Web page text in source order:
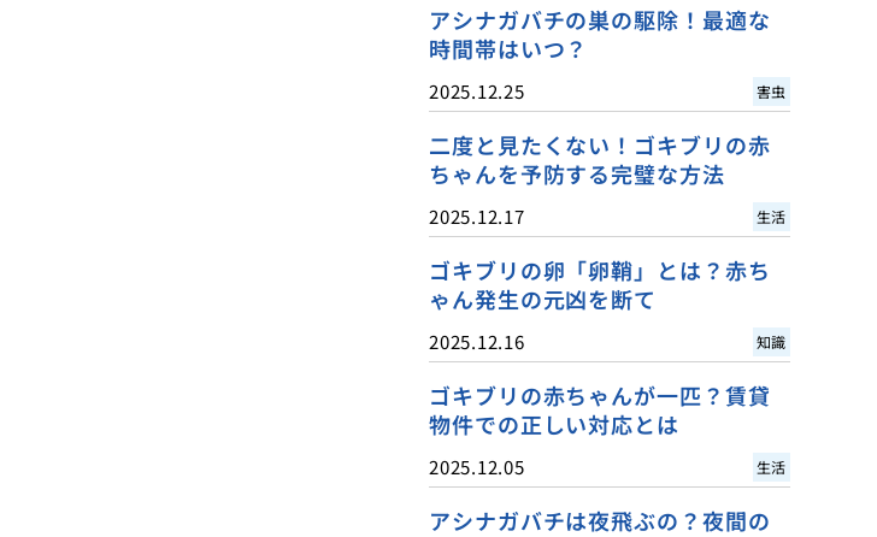
アシナガバチの巣の駆除！最適な
時間帯はいつ？
2025.12.25 害虫
二度と見たくない！ゴキブリの赤
ちゃんを予防する完璧な方法
2025.12.17 生活
ゴキブリの卵「卵鞘」とは？赤ち
ゃん発生の元凶を断て
2025.12.16 知識
ゴキブリの赤ちゃんが一匹？賃貸
物件での正しい対応とは
2025.12.05 生活
アシナガバチは夜飛ぶの？夜間の